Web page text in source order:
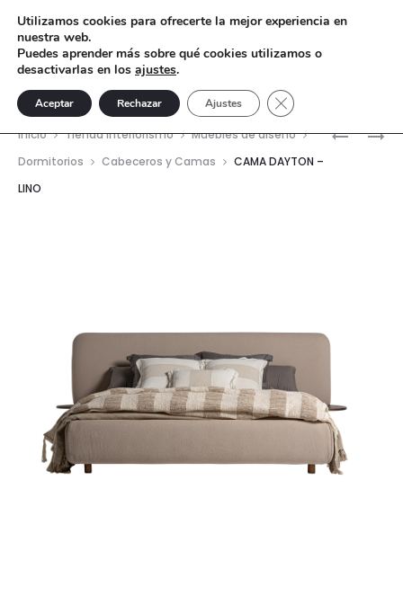
MESA
CAMA
Inicio Tienda interiorismo
Muebles de diseño
Dormitorios
Cabeceros y Camas
CAMA DAYTON –
LINO
Utilizamos cookies para ofrecerte la mejor experiencia en
nuestra web.
Puedes aprender más sobre qué cookies utilizamos o
desactivarlas en los ajustes.
Aceptar Rechazar Ajustes Cerrar el banner de